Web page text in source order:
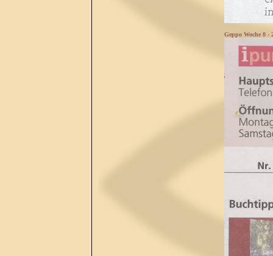
Geppo Woche 8 -